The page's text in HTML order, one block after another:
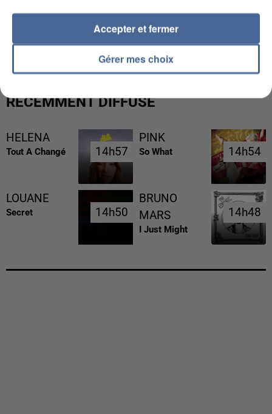
L’UN DES FONDATEURS SUPPOSÉS DE LA DZ
MAFIA INTERPELLÉ EN ALGÉRIE
RÉCEMMENT DIFFUSÉ
HELENA
Tout A Changé 14h57
14h57
PINK
So What 14h54
14h54
LOUANE
Secret 14h50
14h50
BRUNO
MARS
I Just Might
14h48
14h48
Gérer mes choix
Accepter et fermer